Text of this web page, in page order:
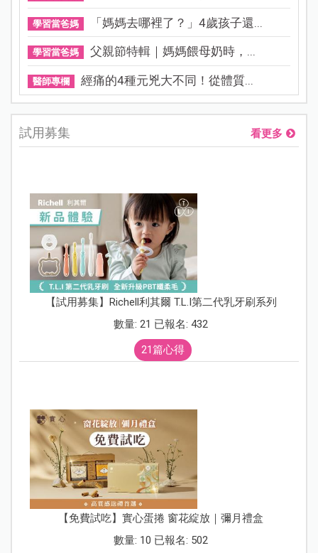
學習當爸媽 「媽媽去哪裡了？」4歲孩子還...
學習當爸媽 父親節特輯｜媽媽餵母奶時，...
醫師專欄 經痛的4種元兇大不同！從體質...
試用募集 看更多
【試用募集】Richell利其爾 T.L.I第二代乳牙刷系列
數量: 21 已報名: 432
21篇心得
【免費試吃】實心蛋捲 窗花綻放｜彌月禮盒
數量: 10 已報名: 502